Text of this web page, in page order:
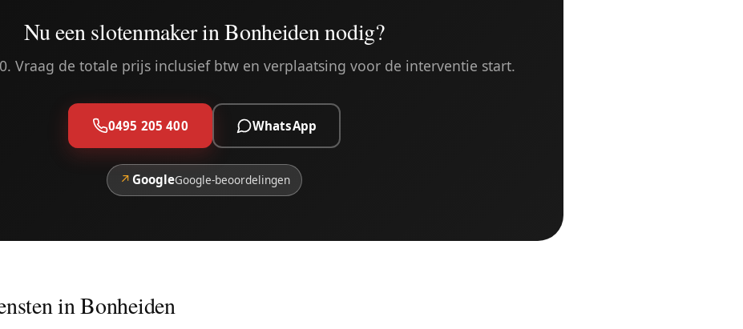
Nu een slotenmaker in Bonheiden nodig?
Vraag de totale prijs inclusief btw en verplaatsing voor de interventie start.
0495 205 400 WhatsApp
↗ GoogleGoogle-beoordelingen
in Bonheiden